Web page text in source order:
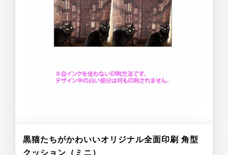
黒猫たちがかわいいオリジナル全面印刷 角型
クッション（ミニ）